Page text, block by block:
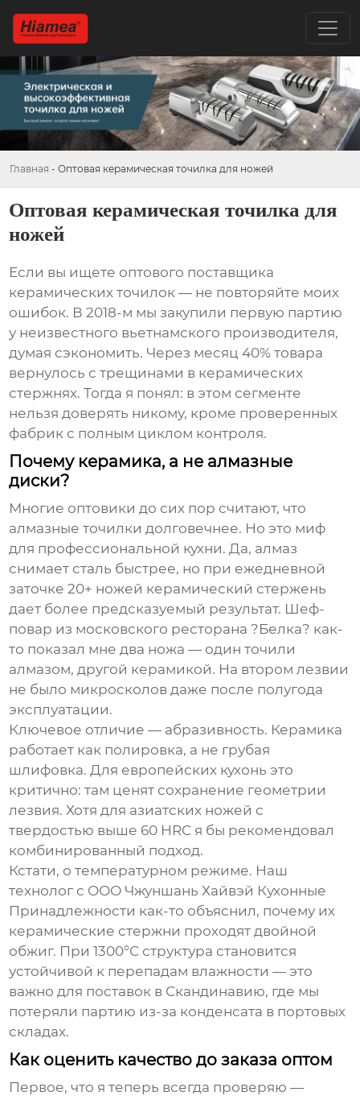
Главная - Оптовая керамическая точилка для ножей
Оптовая керамическая точилка для
ножей
Если вы ищете оптового поставщика
керамических точилок — не повторяйте моих
ошибок. В 2018-м мы закупили первую партию
у неизвестного вьетнамского производителя,
думая сэкономить. Через месяц 40% товара
вернулось с трещинами в керамических
стержнях. Тогда я понял: в этом сегменте
нельзя доверять никому, кроме проверенных
фабрик с полным циклом контроля.
Почему керамика, а не алмазные
диски?
Многие оптовики до сих пор считают, что
алмазные точилки долговечнее. Но это миф
для профессиональной кухни. Да, алмаз
снимает сталь быстрее, но при ежедневной
заточке 20+ ножей керамический стержень
дает более предсказуемый результат. Шеф-
повар из московского ресторана ?Белка? как-
то показал мне два ножа — один точили
алмазом, другой керамикой. На втором лезвии
не было микросколов даже после полугода
эксплуатации.
Ключевое отличие — абразивность. Керамика
работает как полировка, а не грубая
шлифовка. Для европейских кухонь это
критично: там ценят сохранение геометрии
лезвия. Хотя для азиатских ножей с
твердостью выше 60 HRC я бы рекомендовал
комбинированный подход.
Кстати, о температурном режиме. Наш
технолог с ООО Чжуншань Хайвэй Кухонные
Принадлежности как-то объяснил, почему их
керамические стержни проходят двойной
обжиг. При 1300°C структура становится
устойчивой к перепадам влажности — это
важно для поставок в Скандинавию, где мы
потеряли партию из-за конденсата в портовых
складах.
Как оценить качество до заказа оптом
Первое, что я теперь всегда проверяю —